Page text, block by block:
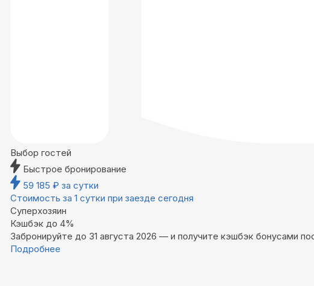
Выбор гостей
Быстрое бронирование
59 185 ₽ за сутки
Стоимость за 1 сутки при заезде сегодня
Суперхозяин
Кэшбэк до 4%
Забронируйте до 31 августа 2026 — и получите кэшбэк бонусами
Подробнее